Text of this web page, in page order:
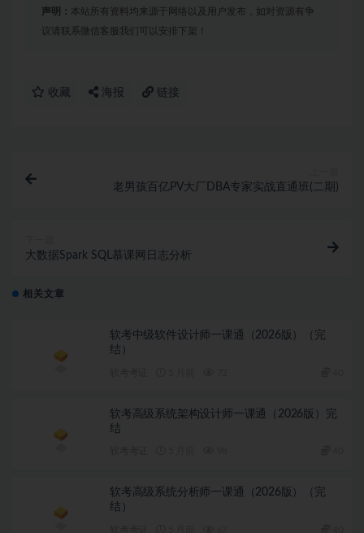
声明： 本站所有资料均来源于网络以及用户发布，如对资源有争
议请联系微信客服我们可以安排下架！
收藏 海报 链接
老男孩百亿PV大厂DBA专家实战直通班(二期)
大数据Spark SQL慕课网日志分析
相关文章
软考中级软件设计师一课通（2026版）（完
结）
软考高级系统架构设计师一课通（2026版）完
结
软考高级系统分析师一课通（2026版）（完
结）